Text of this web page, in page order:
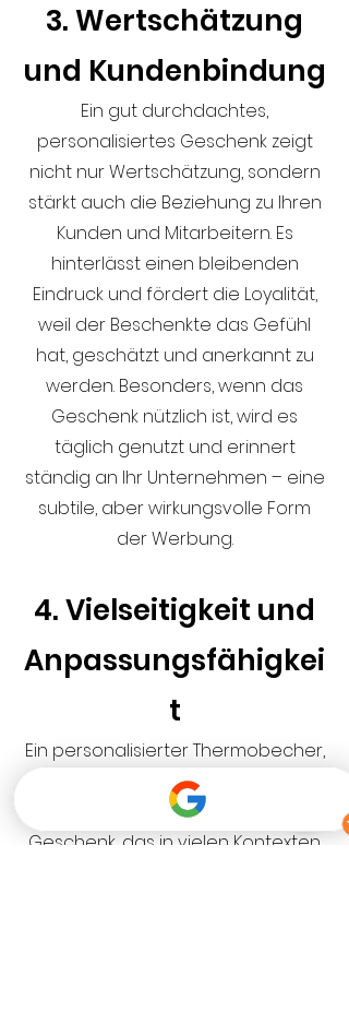
3. Wertschätzung
und Kundenbindung
Ein gut durchdachtes,
personalisiertes Geschenk zeigt
nicht nur Wertschätzung, sondern
stärkt auch die Beziehung zu Ihren
Kunden und Mitarbeitern. Es
hinterlässt einen bleibenden
Eindruck und fördert die Loyalität,
weil der Beschenkte das Gefühl
hat, geschätzt und anerkannt zu
werden. Besonders, wenn das
Geschenk nützlich ist, wird es
täglich genutzt und erinnert
ständig an Ihr Unternehmen – eine
subtile, aber wirkungsvolle Form
der Werbung.
4. Vielseitigkeit und
Anpassungsfähigkei
t
Ein personalisierter Thermobecher,
eine Thermoflasche oder eine
Lunchbox ist ein vielseitiges
Geschenk, das in vielen Kontexten